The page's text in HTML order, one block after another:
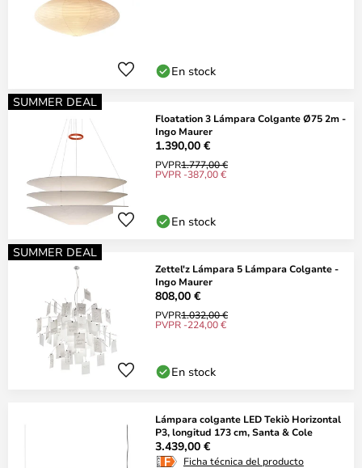
En stock
SUMMER DEAL
Floatation 3 Lámpara Colgante Ø75 2m -
Ingo Maurer
1.390,00 €
PVPR1.777,00 €
PVPR -387,00 €
En stock
SUMMER DEAL
Zettel'z Lámpara 5 Lámpara Colgante -
Ingo Maurer
808,00 €
PVPR1.032,00 €
PVPR -224,00 €
En stock
Lámpara colgante LED Tekiò Horizontal
P3, longitud 173 cm, Santa & Cole
3.439,00 €
Ficha técnica del producto